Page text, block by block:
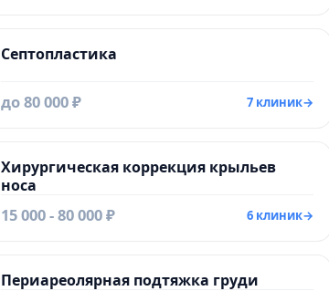
Септопластика
до 80 000 ₽ 7 клиник→
Хирургическая коррекция крыльев
носа
15 000 - 80 000 ₽ 6 клиник→
Периареолярная подтяжка груди